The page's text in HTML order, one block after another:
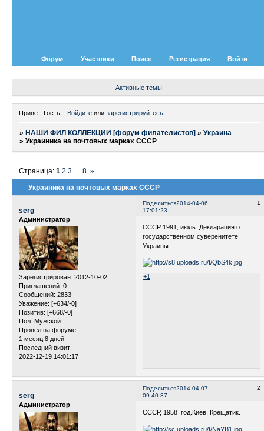
Форум Участники Поиск Регистрация Войти
Активные темы
Привет, Гость! Войдитеили зарегистрируйтесь.
» НАШИ ФИЛ КОЛЛЕКЦИИ [форум филателистов] »Украина
»Украиника на почтовых марках СССР
Украиника на почтовых марках СССР
Страница:1 2 3 8 »
Поделиться 1
2014-04-06
17:01:23
serg
Администратор
Зарегистрирован: 2012-10-02
Приглашений: 0
Сообщений: 2833
Уважение: [+634/-0]
Позитив: [+668/-0]
Пол: Мужской
Провел на форуме:
1 месяц 8 дней
Последний визит:
2022-12-19 14:01:17
СССР 1991, июль. Декларация о
государственном суверенитете
Украины
+1
Поделиться 2
2014-04-07
09:40:37
serg
Администратор
СССР, 1958 год.Киев, Крещатик.